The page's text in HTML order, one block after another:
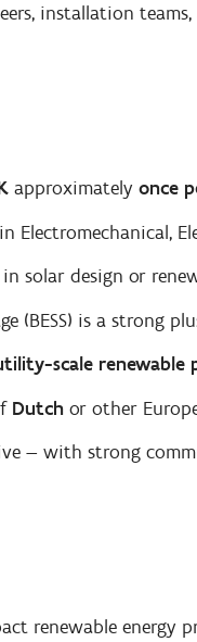
installation
approximately once
in Electromechanical,
solar design or
(BESS) is a strong
scale renewable
Dutch or other
— with strong
renewable energy